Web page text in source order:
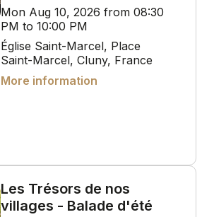
Mon Aug 10, 2026 from 08:30
PM to 10:00 PM
Église Saint-Marcel, Place
Saint-Marcel, Cluny, France
More information
Les Trésors de nos
villages - Balade d'été